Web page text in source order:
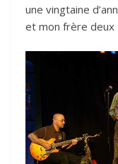
une vingtaine
et mon frère deux